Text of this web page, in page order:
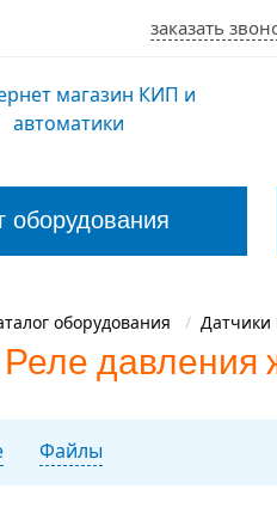
заказать
оборудования
оборудования Датчики
Реле
Файлы